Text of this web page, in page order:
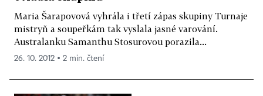
Maria Šarapovová vyhrála i třetí zápas skupiny Turnaje
mistryň a soupeřkám tak vyslala jasné varování.
Australanku Samanthu Stosurovou porazila...
26. 10. 2012 ▪ 2 min. čtení